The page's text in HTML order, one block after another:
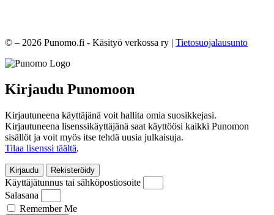
© – 2026 Punomo.fi - Käsityö verkossa ry | Tietosuojalausunto
Kirjaudu Punomoon
Kirjautuneena käyttäjänä voit hallita omia suosikkejasi.
Kirjautuneena lisenssikäyttäjänä saat käyttöösi kaikki Punomon
sisällöt ja voit myös itse tehdä uusia julkaisuja.
Tilaa lisenssi täältä.
Kirjaudu Rekisteröidy
Käyttäjätunnus tai sähköpostiosoite
Salasana
Remember Me